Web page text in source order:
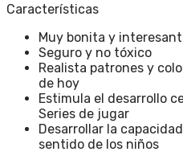
Características
Muy bonita y
Seguro y no tóxico
Realista patrones y
de hoy
Estimula el desarrollo
Series de jugar
Desarrollar la
sentido de los niños